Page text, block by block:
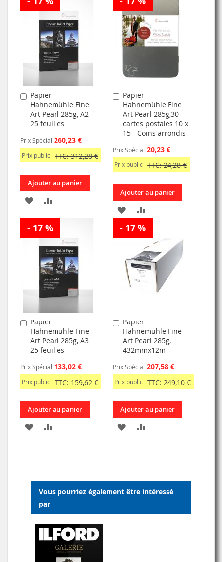
LISTE
D’ENVIE
COMPARATEUR
MA
LISTE
COMPARATEUR
Papier
Hahnemühle Fine
Art Pearl 285g, A2
25 feuilles
Prix Spécial 260,23 €
Prix public TTC: 312,28 €
Ajouter
au
panier
Ajouter au panier
AJOUTER
À
MA
LISTE
D’ENVIE
AU
COMPARATEUR
Papier
Hahnemühle Fine
Art Pearl 285g,30
cartes postales 10 x
15 - Coins arrondis
Prix Spécial 20,23 €
Prix public TTC: 24,28 €
Ajouter
au
panier
Ajouter au panier
AJOUTER
À
LISTE
D’ENVIE
AU
COMPARATEUR
- 17 %
Papier
Hahnemühle Fine
Art Pearl 285g, A3
25 feuilles
Prix Spécial 133,02 €
Prix public TTC: 159,62 €
Ajouter
au
panier
Ajouter au panier
AJOUTER
D’ENVIE
- 17 %
Papier
Hahnemühle Fine
Art Pearl 285g,
432mmx12m
Prix Spécial 207,58 €
Prix public TTC: 249,10 €
Ajouter
au
panier
Ajouter au panier
AJOUTER
D’ENVIE
Vous pourriez également être intéressé
par